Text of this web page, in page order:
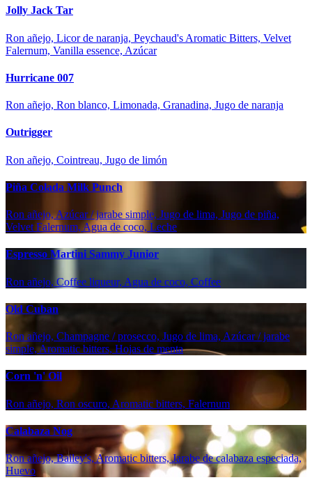
Jolly Jack Tar
Ron añejo, Licor de naranja, Peychaud's Aromatic Bitters, Velvet
Falernum, Vanilla essence, Azúcar
Hurricane 007
Ron añejo, Ron blanco, Limonada, Granadina, Jugo de naranja
Outrigger
Ron añejo, Cointreau, Jugo de limón
Piña Colada Milk Punch
Ron añejo, Azúcar / jarabe simple, Jugo de lima, Jugo de piña,
Velvet Falernum, Agua de coco, Leche
Espresso Martini Sammy Junior
Ron añejo, Coffee liqueur, Agua de coco, Coffee
Old Cuban
Ron añejo, Champagne / prosecco, Jugo de lima, Azúcar / jarabe
simple, Aromatic bitters, Hojas de menta
Corn 'n' Oil
Ron añejo, Ron oscuro, Aromatic bitters, Falernum
Calabaza Nog
Ron añejo, Bailey's, Aromatic bitters, Jarabe de calabaza especiada,
Huevo